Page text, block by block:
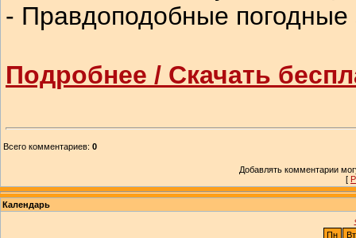
- Правдоподобные
Подробнее / Скачать
Всего комментариев: 0
Добавлять комментарии
[
Календарь
Пн
Вт